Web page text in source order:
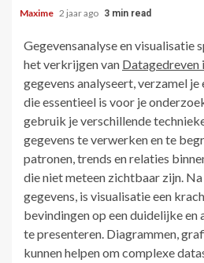
Maxime 2 jaar ago 3 min read
Gegevensanalyse en visualisatie
het verkrijgen van Datagedreven
gegevens analyseert, verzamel
die essentieel is voor je
gebruik je verschillende
gegevens te verwerken en te
patronen, trends en relaties
die niet meteen zichtbaar zijn.
gegevens, is visualisatie een
bevindingen op een duidelijke
te presenteren. Diagrammen,
kunnen helpen om complexe